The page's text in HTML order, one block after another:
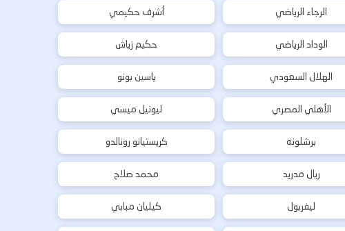
الرجاء الرياضي
الوداد الرياضي
الهلال السعودي
الأهلي المصري
برشلونة
ريال مدريد
ليفربول
أشرف حكيمي
حكيم زياش
ياسين بونو
ليونيل ميسي
كريستيانو رونالدو
محمد صلاح
كيليان مبابي